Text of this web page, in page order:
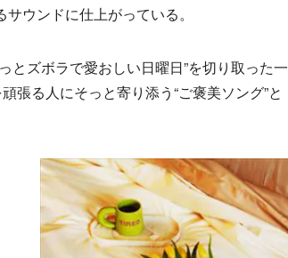
ウンドに仕上がっている。
ズボラで愛おしい日曜日”を切り取った一
張る人にそっと寄り添う“ご褒美ソング”と